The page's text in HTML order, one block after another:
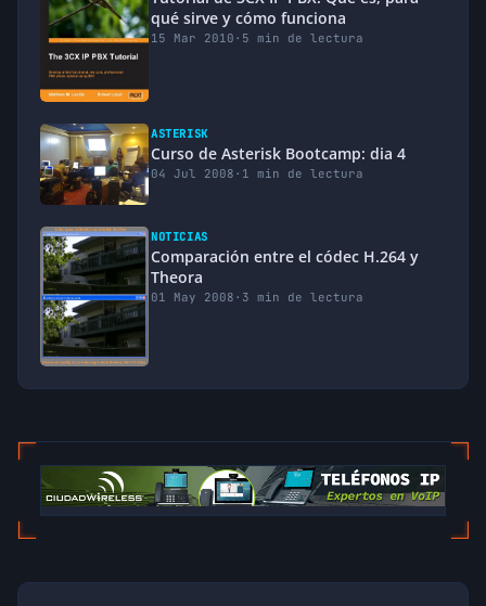
qué sirve y cómo funciona
15 Mar 2010 · 5 min de lectura
ASTERISK
Curso de Asterisk Bootcamp: dia 4
04 Jul 2008 · 1 min de lectura
NOTICIAS
Comparación entre el códec H.264 y
Theora
01 May 2008 · 3 min de lectura